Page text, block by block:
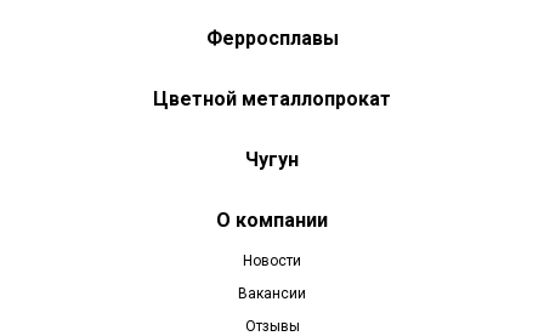
Ферросплавы
Цветной металлопрокат
Чугун
О компании
Новости
Вакансии
Отзывы